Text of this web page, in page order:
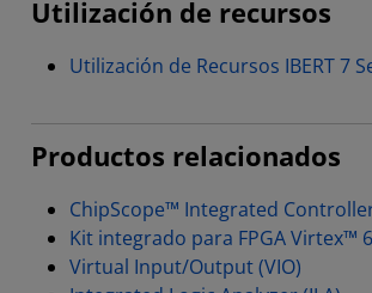
Utilización de recursos
Utilización de Recursos IBERT 7
Productos relacionados
ChipScope™ Integrated
Kit integrado para FPGA Virtex™ 6
Virtual Input/Output (VIO)